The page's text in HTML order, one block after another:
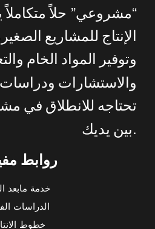
روابط
خدمة مابعد
الدراسات
خطوط
“مشروعي” حلاً متكاملاً
الإنتاج للمشاريع
وتوفير
المواد الخام
والاستشارات ودراسات
تحتاجه للانطلاق في
بين يديك .